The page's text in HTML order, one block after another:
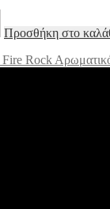
Προσθήκη στο